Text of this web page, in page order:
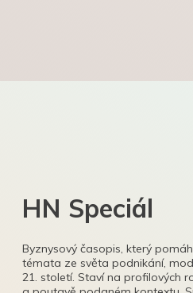
HN Speciál
Byznysový časopis, který
témata ze světa podnikání,
21. století. Staví na profilových